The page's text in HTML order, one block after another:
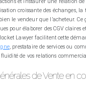
croissante des échanges,
le vendeur que l’acheteur. Ce
pour élaborer des CGV claires
Lawyer facilitent cette
, prestataire de services ou
de vos relations
de Vente en